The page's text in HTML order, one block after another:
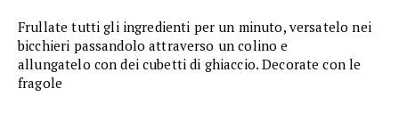
Frullate tutti gli ingredienti per un minuto, versatelo nei
bicchieri passandolo attraverso un colino e
allungatelo con dei cubetti di ghiaccio. Decorate con le
fragole